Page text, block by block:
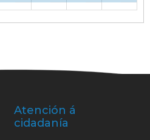
Atención á
cidadanía